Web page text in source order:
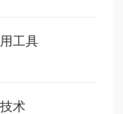
工具
术